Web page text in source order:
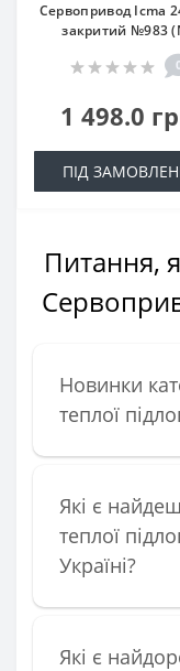
Сервопривод Icma
закритий №983
1 498.0
ПІД
Питання,
Новинки
теплої
Які є
теплої
Україні?
Які є